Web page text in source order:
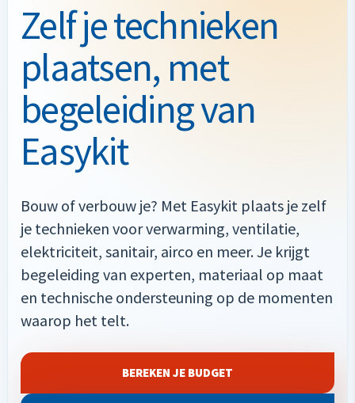
Zelf je technieken
plaatsen, met
begeleiding van
Easykit
Bouw of verbouw je? Met Easykit plaats je zelf
je technieken voor verwarming, ventilatie,
elektriciteit, sanitair, airco en meer. Je krijgt
begeleiding van experten, materiaal op maat
en technische ondersteuning op de momenten
waarop het telt.
BEREKEN JE BUDGET